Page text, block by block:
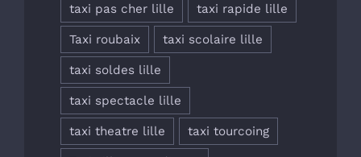
taxi pas cher lille taxi rapide lille
Taxi roubaix taxi scolaire lille
taxi soldes lille
taxi spectacle lille
taxi theatre lille taxi tourcoing